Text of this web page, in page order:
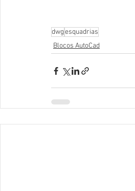
dwgesquadrias
Blocos AutoCad